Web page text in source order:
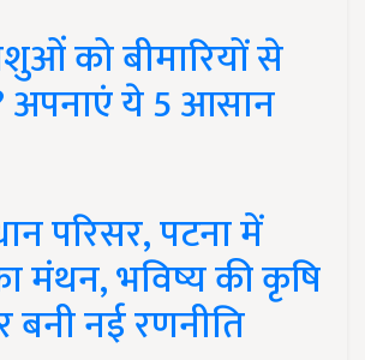
को बीमारियों से
ये 5 आसान
परिसर, पटना में
मंथन, भविष्य की कृषि
बनी नई रणनीति